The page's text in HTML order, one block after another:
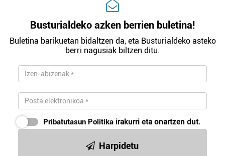
Busturialdeko azken berrien buletina!
Buletina barikuetan bidaltzen da, eta Busturialdeko asteko
berri nagusiak biltzen ditu.
Pribatutasun Politika irakurri eta onartzen dut.
Harpidetu